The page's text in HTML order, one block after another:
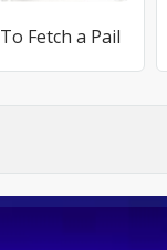
To Fetch a Pail